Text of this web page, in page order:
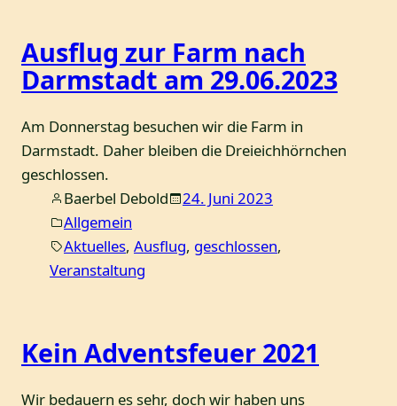
Ausflug zur Farm nach
Darmstadt am 29.06.2023
Am Donnerstag besuchen wir die Farm in
Darmstadt. Daher bleiben die Dreieichhörnchen
geschlossen.
Baerbel Debold
24. Juni 2023
Allgemein
Aktuelles, Ausflug, geschlossen,
Veranstaltung
Kein Adventsfeuer 2021
Wir bedauern es sehr, doch wir haben uns